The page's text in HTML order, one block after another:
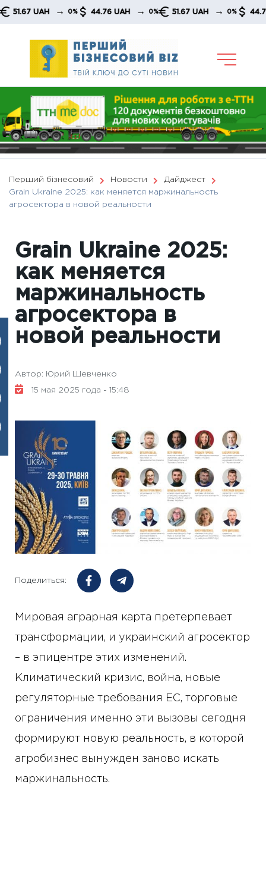
Skip
UAH → 0% 44.76 UAH → 0% 51.67 UAH → 0% 44.76
Перший бізнесовий Новости
Дайджест
Grain Ukraine 2025: как меняется маржинальность
агросектора в новой реальности
Grain Ukraine 2025:
как меняется
маржинальность
агросектора в
новой реальности
Автор: Юрий Шевченко
15 мая 2025 года - 15:48
Поделиться:
Мировая аграрная карта претерпевает
трансформации, и украинский агросектор
– в эпицентре этих изменений.
Климатический кризис, война, новые
регуляторные требования ЕС, торговые
ограничения именно эти вызовы сегодня
формируют новую реальность, в которой
агробизнес вынужден заново искать
маржинальность.